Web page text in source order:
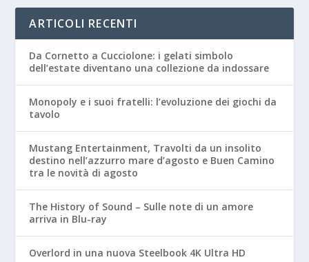
ARTICOLI RECENTI
Da Cornetto a Cucciolone: i gelati simbolo
dell’estate diventano una collezione da indossare
Monopoly e i suoi fratelli: l’evoluzione dei giochi da
tavolo
Mustang Entertainment, Travolti da un insolito
destino nell’azzurro mare d’agosto e Buen Camino
tra le novità di agosto
The History of Sound – Sulle note di un amore
arriva in Blu-ray
Overlord in una nuova Steelbook 4K Ultra HD